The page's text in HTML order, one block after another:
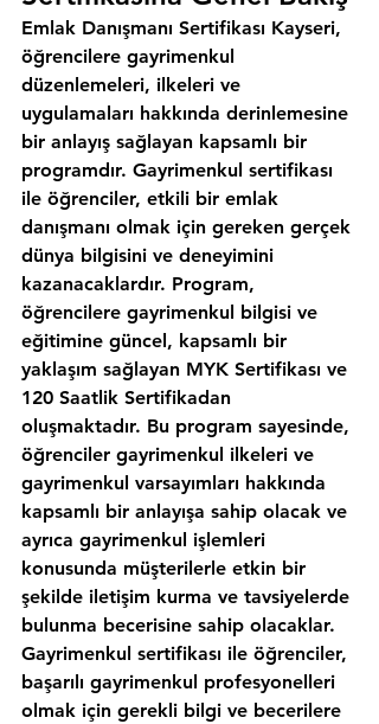
Emlak Danışmanı Sertifikası Kayseri,
öğrencilere gayrimenkul
düzenlemeleri, ilkeleri ve
uygulamaları hakkında derinlemesine
bir anlayış sağlayan kapsamlı bir
programdır. Gayrimenkul sertifikası
ile öğrenciler, etkili bir emlak
danışmanı olmak için gereken gerçek
dünya bilgisini ve deneyimini
kazanacaklardır. Program,
öğrencilere gayrimenkul bilgisi ve
eğitimine güncel, kapsamlı bir
yaklaşım sağlayan MYK Sertifikası ve
120 Saatlik Sertifikadan
oluşmaktadır. Bu program sayesinde,
öğrenciler gayrimenkul ilkeleri ve
gayrimenkul varsayımları hakkında
kapsamlı bir anlayışa sahip olacak ve
ayrıca gayrimenkul işlemleri
konusunda müşterilerle etkin bir
şekilde iletişim kurma ve tavsiyelerde
bulunma becerisine sahip olacaklar.
Gayrimenkul sertifikası ile öğrenciler,
başarılı gayrimenkul profesyonelleri
olmak için gerekli bilgi ve becerilere